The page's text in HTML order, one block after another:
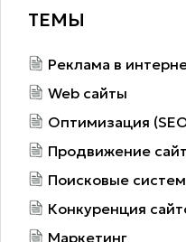
ТЕМЫ
Реклама в
Web сайты
Оптимизация
Продвижение
Поисковые
Конкуренция
Маркетинг